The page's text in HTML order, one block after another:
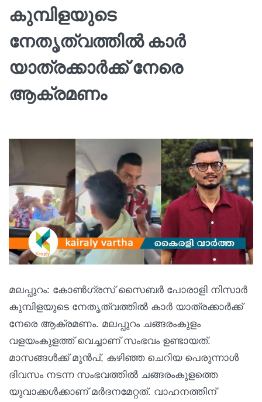
കുമ്പിളയുടെ
നേതൃത്വത്തിൽ കാർ
യാത്രക്കാർക്ക് നേരെ
ആക്രമണം
മലപ്പുറം: കോൺഗ്രസ് സൈബർ പോരാളി നിസാർ
കുമ്പിളയുടെ നേതൃത്വത്തിൽ കാർ യാത്രക്കാർക്ക്
നേരെ ആക്രമണം. മലപ്പുറം ചങ്ങരംകുളം
വളയംകുളത്ത് വെച്ചാണ് സംഭവം ഉണ്ടായത്.
മാസങ്ങൾക്ക് മുൻപ്, കഴിഞ്ഞ ചെറിയ പെരുന്നാൾ
ദിവസം നടന്ന സംഭവത്തിൽ ചങ്ങരംകുളത്തെ
യുവാക്കൾക്കാണ് മർദനമേറ്റത്. വാഹനത്തിന്